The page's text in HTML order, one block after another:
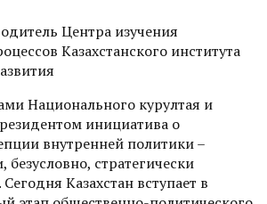
Центра изучения
Казахстанского института
Национального курултая и
инициатива о
внутренней политики –
стратегически
Казахстан вступает в